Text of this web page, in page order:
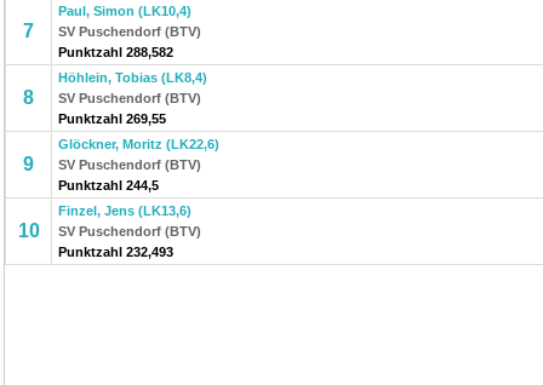
7
Paul, Simon (LK10,4)
SV Puschendorf (BTV)
Punktzahl 288,582
8
Höhlein, Tobias (LK8,4)
SV Puschendorf (BTV)
Punktzahl 269,55
9
Glöckner, Moritz (LK22,6)
SV Puschendorf (BTV)
Punktzahl 244,5
10
Finzel, Jens (LK13,6)
SV Puschendorf (BTV)
Punktzahl 232,493